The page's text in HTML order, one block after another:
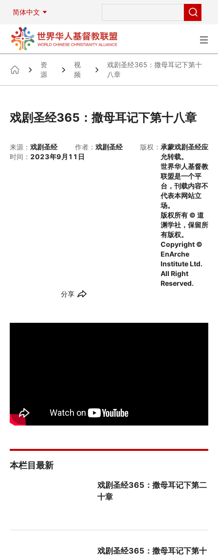
简体中文
资
源
视
频
戏剧圣经365：撒母耳记下第十
八章
戏剧圣经365：撒母耳记下第十八章
来源： 戏剧圣经 作者： 戏剧圣经
时间： 2023年9月11日
版权： 承蒙戏剧圣经应
允转载。
世界华人基督教
联盟是一个平
台，刊载内容不
代表本网站立
场。
版权所有 © 道
渊学社，保留所
有版权。
Copyright ©
EnArche
Institute Ltd.
All Right
Reserved.
分享
本栏目最新
戏剧圣经365：撒母耳记下第二
十章
戏剧圣经365：撒母耳记下第十